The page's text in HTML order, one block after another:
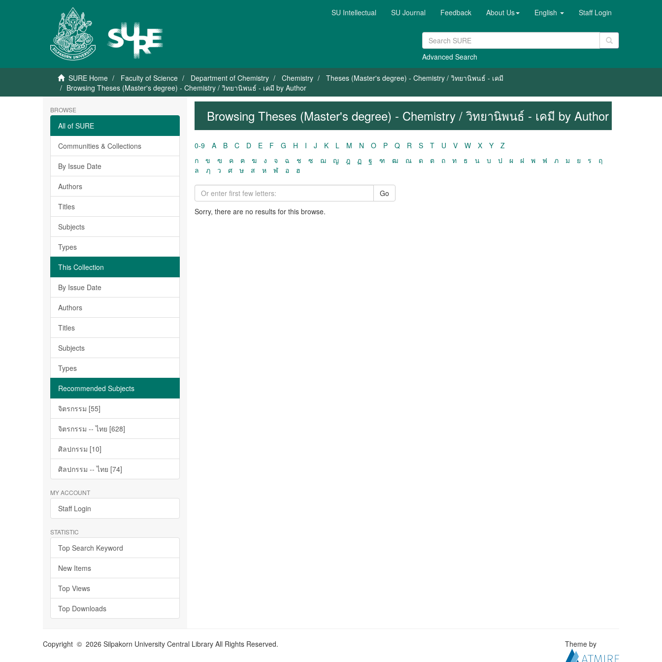
SU Intellectual SU Journal Feedback About Us English Staff Login
Advanced Search
SURE Home Faculty of Science Department of Chemistry Chemistry
Theses (Master's degree) - Chemistry / วิทยานิพนธ์ - เคมี
Browsing Theses (Master's degree) - Chemistry / วิทยานิพนธ์ - เคมี by Author
BROWSE
All of SURE
Communities & Collections
By Issue Date
Authors
Titles
Subjects
Types
This Collection
By Issue Date
Authors
Titles
Subjects
Types
Recommended Subjects
จิตรกรรม [55]
จิตรกรรม -- ไทย [628]
ศิลปกรรม [10]
ศิลปกรรม -- ไทย [74]
MY ACCOUNT
Staff Login
STATISTIC
Top Search Keyword
New Items
Top Views
Top Downloads
Browsing Theses (Master's degree) - Chemistry / วิทยานิพนธ์ - เคมี by Author
0-9 A B C D E F G H I J K L M N O P Q R S T U V W X Y
Z
ก
ข ฃ ค ฅ ฆ ง จ ฉ ช ซ ฌ ญ ฎ ฏ ฐ ฑ ฒ ณ ด ต ถ ท ธ น บ ป ผ ฝ พ ฟ ภ ม ย ร
ฤ
ล
ฦ ว ศ ษ ส ห ฬ อ ฮ
Go
Sorry, there are no results for this browse.
Copyright © 2026 Silpakorn University Central Library All Rights Reserved. Theme by